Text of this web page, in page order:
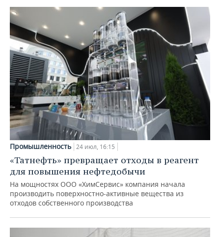
Промышленность 24 июл, 16:15
«Татнефть» превращает отходы в реагент
для повышения нефтедобычи
На мощностях ООО «ХимСервис» компания начала
производить поверхностно-активные вещества из
отходов собственного производства